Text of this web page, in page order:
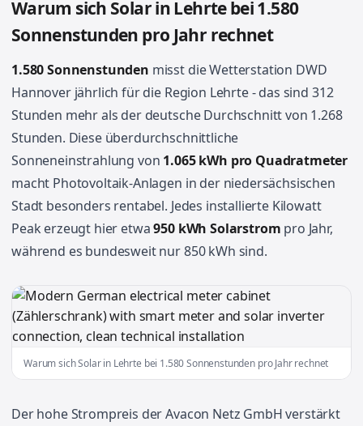
Warum sich Solar in Lehrte bei 1.580
Sonnenstunden pro Jahr rechnet
1.580 Sonnenstunden misst die Wetterstation DWD
Hannover jährlich für die Region Lehrte - das sind 312
Stunden mehr als der deutsche Durchschnitt von 1.268
Stunden. Diese überdurchschnittliche
Sonneneinstrahlung von 1.065 kWh pro Quadratmeter
macht Photovoltaik-Anlagen in der niedersächsischen
Stadt besonders rentabel. Jedes installierte Kilowatt
Peak erzeugt hier etwa950 kWh Solarstrom pro Jahr,
während es bundesweit nur 850 kWh sind.
Warum sich Solar in Lehrte bei 1.580 Sonnenstunden pro Jahr rechnet
Der hohe Strompreis der Avacon Netz GmbH verstärkt